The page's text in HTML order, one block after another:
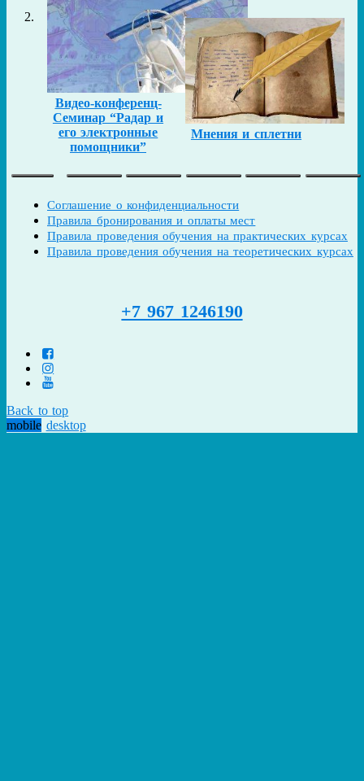
Видео-конференц-
Семинар “Радар и
его электронные
помощники”
Мнения и сплетни
Соглашение о конфиденциальности
Правила бронирования и оплаты мест
Правила проведения обучения на практических курсах
Правила проведения обучения на теоретических курсах
+7 967 1246190
Back to top
mobile desktop